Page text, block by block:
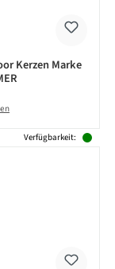
Kerzen Marke
Verfügbarkeit: